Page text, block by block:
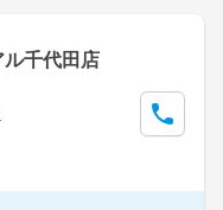
ル千代田店